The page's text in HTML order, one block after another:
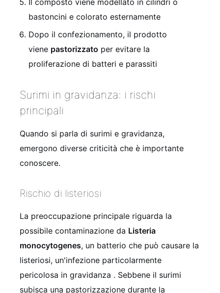
bastoncini e colorato esternamente
Dopo il confezionamento, il prodotto
viene pastorizzato per evitare la
proliferazione di batteri e parassiti
Surimi in gravidanza: i rischi
principali
Quando si parla di surimi e gravidanza,
emergono diverse criticità che è importante
conoscere.
Rischio di listeriosi
La preoccupazione principale riguarda la
possibile contaminazione da Listeria
monocytogenes, un batterio che può causare la
listeriosi, un'infezione particolarmente
pericolosa in gravidanza . Sebbene il surimi
subisca una pastorizzazione durante la